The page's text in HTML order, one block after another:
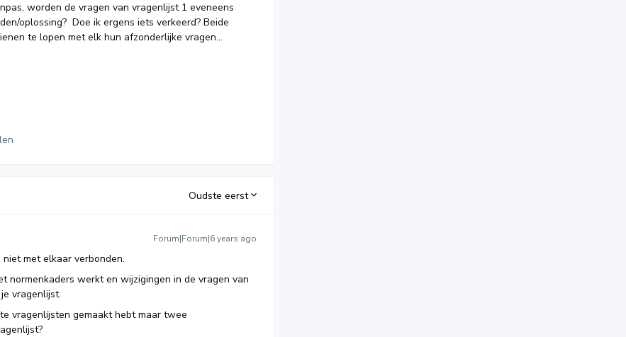
worden de vragen van vragenlijst 1 eveneens
oplossing? Doe ik ergens iets verkeerd? Beide
te lopen met elk hun afzonderlijke vragen…
Oudste eerst
Forum|Forum|6 years ago
met elkaar verbonden.
normenkaders werkt en wijzigingen in de vragen van
vragenlijst.
vragenlijsten gemaakt hebt maar twee